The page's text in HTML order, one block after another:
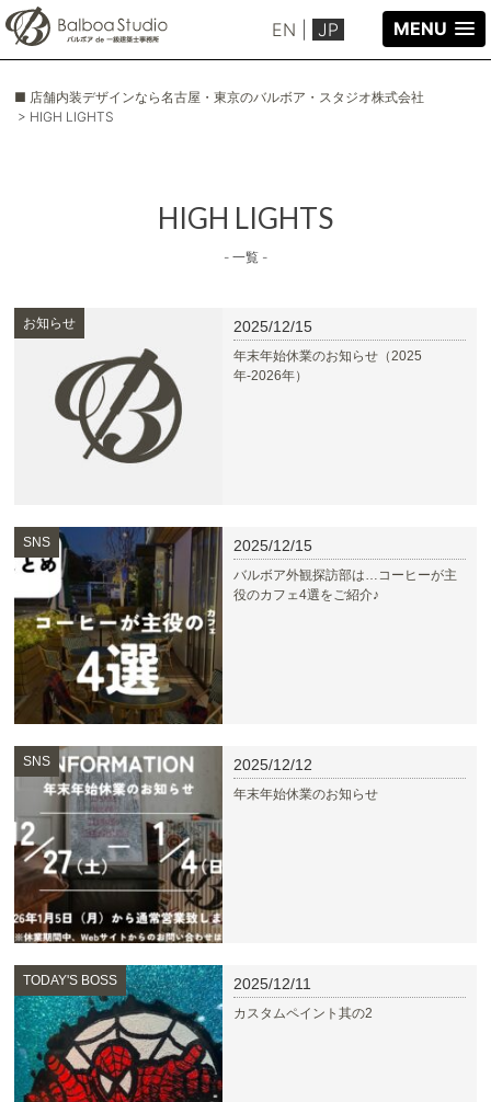
EN JP MENU
■ 店舗内装デザインなら名古屋・東京のバルボア・スタジオ株式会社
> HIGH LIGHTS
HIGH LIGHTS
- 一覧 -
お知らせ 2025/12/15
年末年始休業のお知らせ（2025
年-2026年）
SNS 2025/12/15
バルボア外観探訪部は…コーヒーが主
役のカフェ4選をご紹介♪
SNS 2025/12/12
年末年始休業のお知らせ
TODAY'S BOSS 2025/12/11
カスタムペイント其の2